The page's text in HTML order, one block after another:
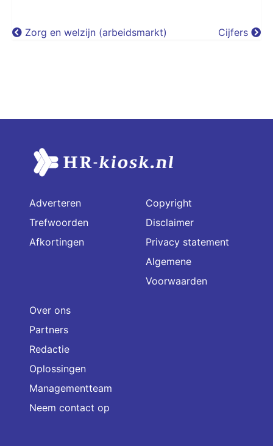
Zorg en welzijn (arbeidsmarkt) Cijfers
Adverteren
Trefwoorden
Afkortingen
Copyright
Disclaimer
Privacy statement
Algemene
Voorwaarden
Over ons
Partners
Redactie
Oplossingen
Managementteam
Neem contact op